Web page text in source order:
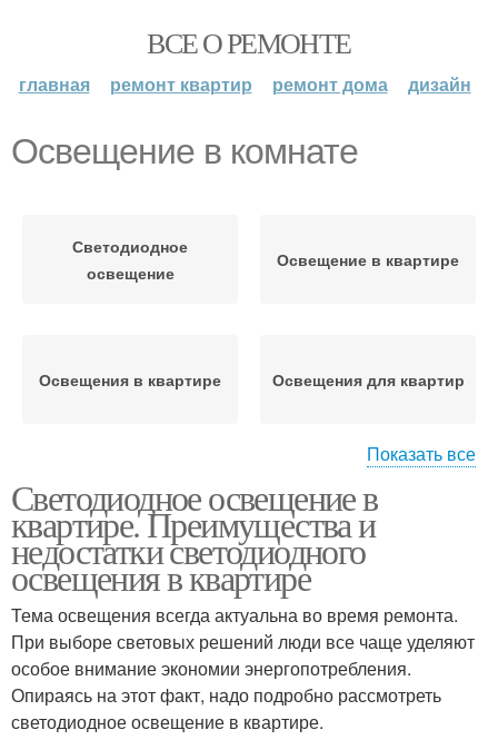
ВСЕ О РЕМОНТЕ
главная ремонт квартир ремонт дома дизайн
Освещение в комнате
Светодиодное
освещение
Освещение в квартире
Освещения в квартире Освещения для квартир
Освещение в доме
Показать все
Светодиодное освещение в
квартире. Преимущества и
недостатки светодиодного
освещения в квартире
Тема освещения всегда актуальна во время ремонта.
При выборе световых решений люди все чаще уделяют
особое внимание экономии энергопотребления.
Опираясь на этот факт, надо подробно рассмотреть
светодиодное освещение в квартире.